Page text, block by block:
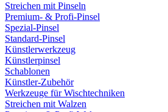
Streichen mit Pinseln
Premium- & Profi-Pinsel
Spezial-Pinsel
Standard-Pinsel
Künstlerwerkzeug
Künstlerpinsel
Schablonen
Künstler-Zubehör
Werkzeuge für Wischtechniken
Streichen mit Walzen